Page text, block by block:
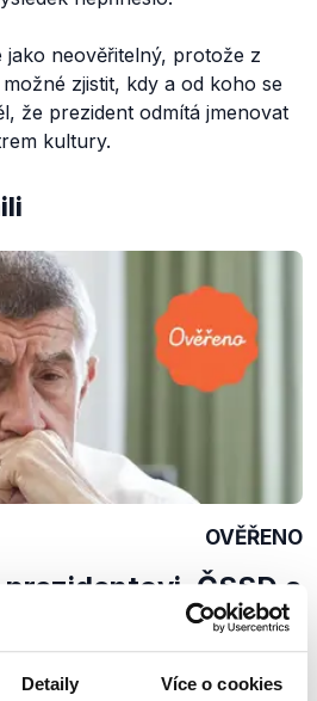
Detaily Více o cookies
neověřitelný, protože z
zjistit, kdy a od koho se
že prezident odmítá jmenovat
kultury.
OVĚŘENO
ČSSD a